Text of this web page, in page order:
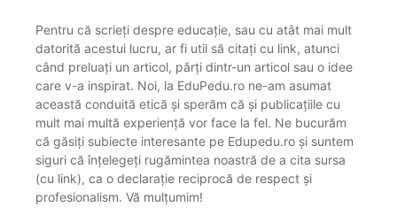
Pentru că scrieți despre educație, sau cu atât mai mult
datorită acestui lucru, ar fi util să citați cu link, atunci
când preluați un articol, părți dintr-un articol sau o idee
care v-a inspirat. Noi, la EduPedu.ro ne-am asumat
această conduită etică și sperăm că și publicațiile cu
mult mai multă experiență vor face la fel. Ne bucurăm
că găsiți subiecte interesante pe Edupedu.ro și suntem
siguri că înțelegeți rugămintea noastră de a cita sursa
(cu link), ca o declarație reciprocă de respect și
profesionalism. Vă mulțumim!